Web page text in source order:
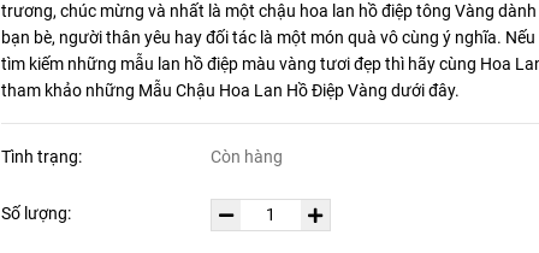
trương, chúc mừng và nhất là một chậu hoa lan hồ điệp tông Vàng
bạn bè, người thân yêu hay đối tác là một món quà vô cùng ý nghĩa.
tìm kiếm những mẫu lan hồ điệp màu vàng tươi đẹp thì hãy cùng Hoa
tham khảo những Mẫu Chậu Hoa Lan Hồ Điệp Vàng dưới đây.
Tình trạng: Còn hàng
Số lượng: